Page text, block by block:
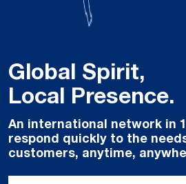
Global Spirit,
Local Presence.
An international network in
respond quickly to the
customers, anytime,